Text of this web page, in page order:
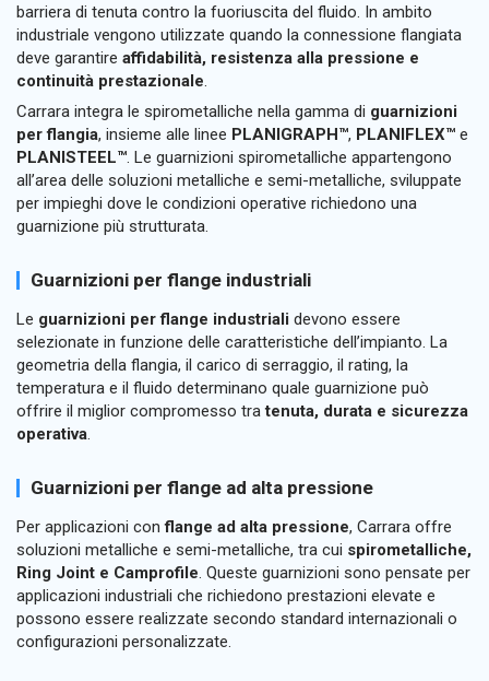
barriera di tenuta contro la fuoriuscita del fluido. In ambito
industriale vengono utilizzate quando la connessione flangiata
deve garantire affidabilità, resistenza alla pressione e
continuità prestazionale.
Carrara integra le spirometalliche nella gamma di guarnizioni
per flangia, insieme alle linee PLANIGRAPH™, PLANIFLEX™ e
PLANISTEEL™. Le guarnizioni spirometalliche appartengono
all’area delle soluzioni metalliche e semi-metalliche, sviluppate
per impieghi dove le condizioni operative richiedono una
guarnizione più strutturata.
Guarnizioni per flange industriali
Le guarnizioni per flange industriali devono essere
selezionate in funzione delle caratteristiche dell’impianto. La
geometria della flangia, il carico di serraggio, il rating, la
temperatura e il fluido determinano quale guarnizione può
offrire il miglior compromesso tratenuta, durata e sicurezza
operativa.
Guarnizioni per flange ad alta pressione
Per applicazioni conflange ad alta pressione, Carrara offre
soluzioni metalliche e semi-metalliche, tra cui spirometalliche,
Ring Joint e Camprofile. Queste guarnizioni sono pensate per
applicazioni industriali che richiedono prestazioni elevate e
possono essere realizzate secondo standard internazionali o
configurazioni personalizzate.